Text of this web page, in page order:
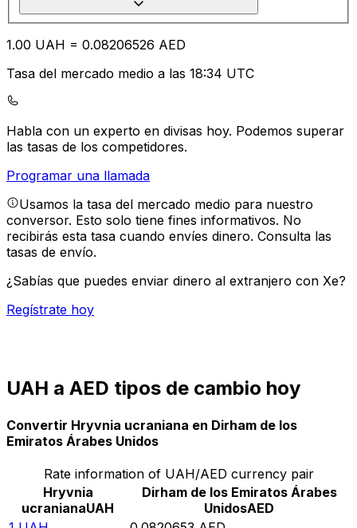
1.00 UAH = 0.08206526 AED
Tasa del mercado medio a las 18:34 UTC
Habla con un experto en divisas hoy. Podemos superar
las tasas de los competidores.
Programar una llamada
Usamos la tasa del mercado medio para nuestro
conversor. Esto solo tiene fines informativos. No
recibirás esta tasa cuando envíes dinero. Consulta las
tasas de envío.
¿Sabías que puedes enviar dinero al extranjero con Xe?
Regístrate hoy
UAH a AED tipos de cambio hoy
Convertir Hryvnia ucraniana en Dirham de los
Emiratos Árabes Unidos
Rate information of UAH/AED currency pair
Hryvnia
ucranianaUAH
Dirham de los Emiratos Árabes
UnidosAED